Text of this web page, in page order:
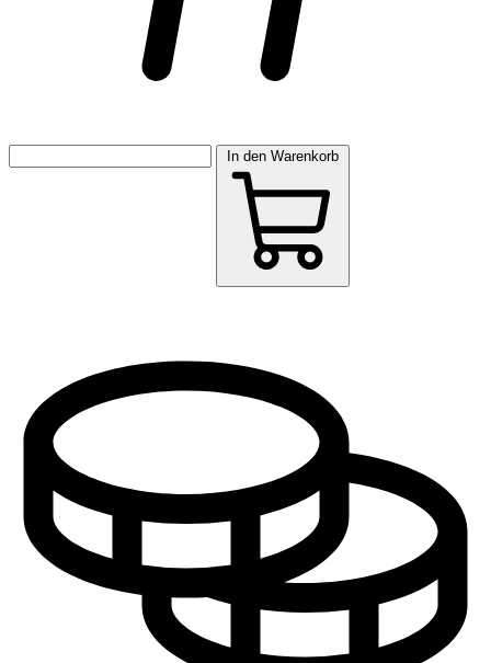
In den Warenkorb